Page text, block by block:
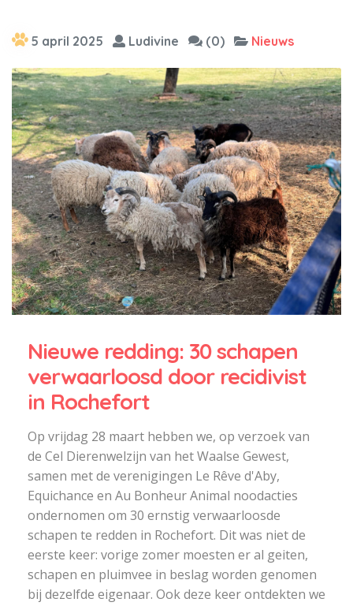
5 april 2025 Ludivine (0) Nieuws
Nieuwe redding: 30 schapen
verwaarloosd door recidivist
in Rochefort
Op vrijdag 28 maart hebben we, op verzoek van
de Cel Dierenwelzijn van het Waalse Gewest,
samen met de verenigingen Le Rêve d'Aby,
Equichance en Au Bonheur Animal noodacties
ondernomen om 30 ernstig verwaarloosde
schapen te redden in Rochefort. Dit was niet de
eerste keer: vorige zomer moesten er al geiten,
schapen en pluimvee in beslag worden genomen
bij dezelfde eigenaar. Ook deze keer ontdekten we